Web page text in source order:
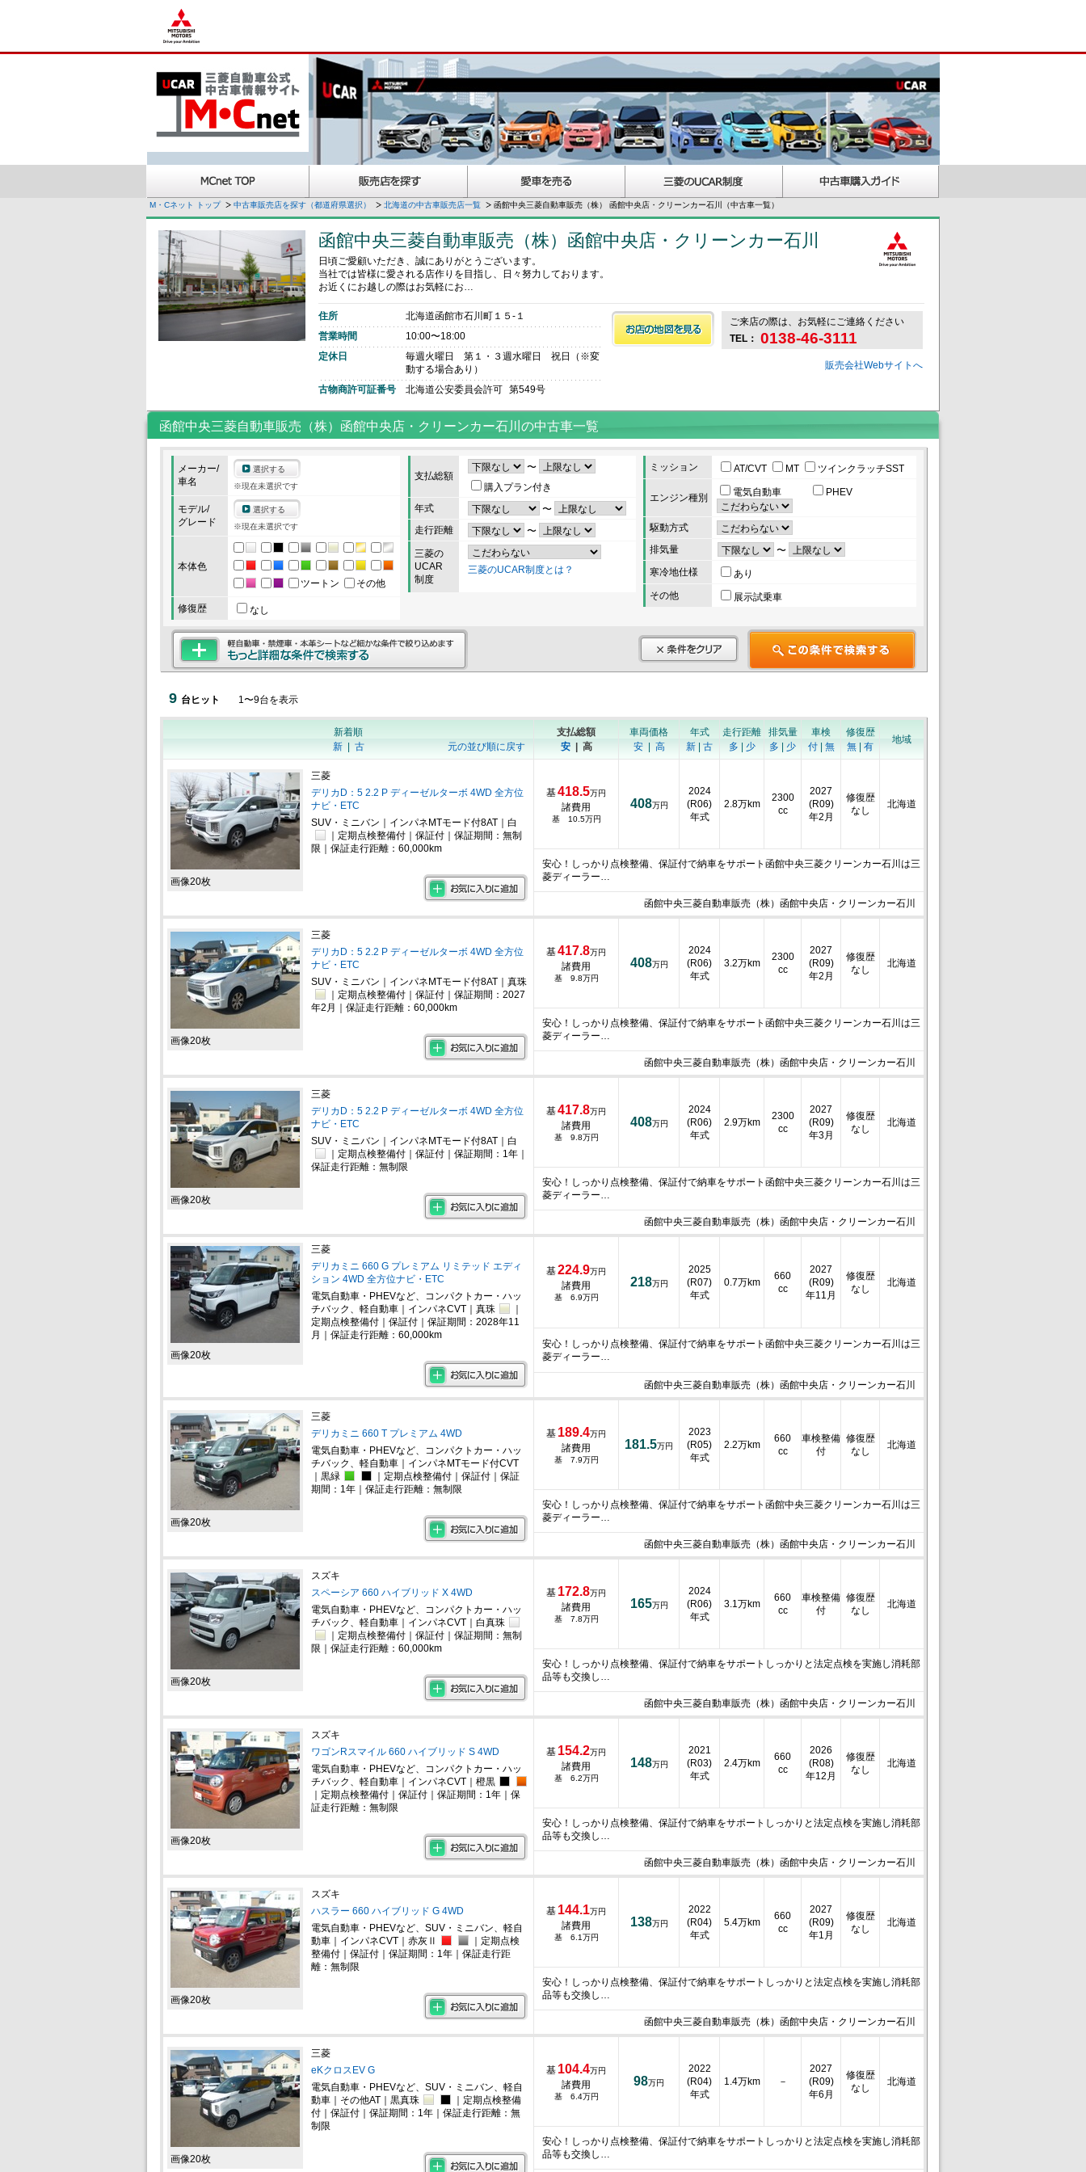
M・Cネット トップ 中古車販売店を探す（都道府県選択） 北海道の中古車販売店一覧 函館中央三菱自動車販売（株） 函館中央店・クリーンカー石川（中古車一覧）
函館中央三菱自動車販売（株）函館中央店・クリーンカー石川
日頃ご愛顧いただき、誠にありがとうございます。
当社では皆様に愛される店作りを目指し、日々努力しております。
お近くにお越しの際はお気軽にお…
住所
北海道函館市石川町１５‐１
営業時間
10:00〜18:00
定休日
毎週火曜日 第１・３週水曜日 祝日（※変
動する場合あり）
古物商許可証番号
北海道公安委員会許可 第549号
ご来店の際は、お気軽にご連絡ください
TEL： 0138-46-3111
販売会社Webサイトへ
函館中央三菱自動車販売（株）函館中央店・クリーンカー石川の中古車一覧
メーカー/
車名
選択する
※現在未選択です
モデル/
グレード
選択する
※現在未選択です
本体色
ツートン
その他
修復歴 なし
支払総額
〜
購入プラン付き
年式
〜
走行距離
〜
三菱の
UCAR
制度
三菱のUCAR制度とは？
ミッション AT/CVT MT ツインクラッチSST
エンジン種別 電気自動車 PHEV
駆動方式
排気量
〜
寒冷地仕様
あり
その他
展示試乗車
9 台ヒット 1〜9台を表示
新着順
新| 古 元の並び順に戻す
支払総額
安| 高
車両価格
安| 高
年式
新 | 古
走行距離
多 | 少
排気量
多 | 少
車検
付| 無
修復歴
無 | 有
地域
画像20枚
三菱
デリカD：5 2.2 P ディーゼルターボ 4WD 全方位
ナビ・ETC
SUV・ミニバン｜インパネMTモード付8AT｜白
｜定期点検整備付｜保証付｜保証期間：無制
限｜保証走行距離：60,000km
基418.5万円
諸費用
基 10.5万円
408万円
2024
(R06)
年式
2.8万km
2300
cc
2027
(R09)
年2月
修復歴
なし
北海道
安心！しっかり点検整備、保証付で納車をサポート函館中央三菱クリーンカー石川は三
菱ディーラー…
函館中央三菱自動車販売（株）函館中央店・クリーンカー石川
画像20枚
三菱
デリカD：5 2.2 P ディーゼルターボ 4WD 全方位
ナビ・ETC
SUV・ミニバン｜インパネMTモード付8AT｜真珠
｜定期点検整備付｜保証付｜保証期間：2027
年2月｜保証走行距離：60,000km
基417.8万円
諸費用
基 9.8万円
408万円
2024
(R06)
年式
3.2万km
2300
cc
2027
(R09)
年2月
修復歴
なし
北海道
安心！しっかり点検整備、保証付で納車をサポート函館中央三菱クリーンカー石川は三
菱ディーラー…
函館中央三菱自動車販売（株）函館中央店・クリーンカー石川
画像20枚
三菱
デリカD：5 2.2 P ディーゼルターボ 4WD 全方位
ナビ・ETC
SUV・ミニバン｜インパネMTモード付8AT｜白
｜定期点検整備付｜保証付｜保証期間：1年｜
保証走行距離：無制限
基417.8万円
諸費用
基 9.8万円
408万円
2024
(R06)
年式
2.9万km
2300
cc
2027
(R09)
年3月
修復歴
なし
北海道
安心！しっかり点検整備、保証付で納車をサポート函館中央三菱クリーンカー石川は三
菱ディーラー…
函館中央三菱自動車販売（株）函館中央店・クリーンカー石川
画像20枚
三菱
デリカミニ 660 G プレミアム リミテッド エディ
ション 4WD 全方位ナビ・ETC
電気自動車・PHEVなど、コンパクトカー・ハッ
チバック、軽自動車｜インパネCVT｜真珠
｜
定期点検整備付｜保証付｜保証期間：2028年11
月｜保証走行距離：60,000km
基224.9万円
諸費用
基 6.9万円
218万円
2025
(R07)
年式
0.7万km
660
cc
2027
(R09)
年11月
修復歴
なし
北海道
安心！しっかり点検整備、保証付で納車をサポート函館中央三菱クリーンカー石川は三
菱ディーラー…
函館中央三菱自動車販売（株）函館中央店・クリーンカー石川
画像20枚
三菱
デリカミニ 660 T プレミアム 4WD
電気自動車・PHEVなど、コンパクトカー・ハッ
チバック、軽自動車｜インパネMTモード付CVT
｜黒緑
｜定期点検整備付｜保証付｜保証
期間：1年｜保証走行距離：無制限
基 189.4万円
諸費用
基 7.9万円
181.5万円
2023
(R05)
年式
2.2万km
660
cc
車検整備
付
修復歴
なし
北海道
安心！しっかり点検整備、保証付で納車をサポート函館中央三菱クリーンカー石川は三
菱ディーラー…
函館中央三菱自動車販売（株）函館中央店・クリーンカー石川
画像20枚
スズキ
スペーシア 660 ハイブリッド X 4WD
電気自動車・PHEVなど、コンパクトカー・ハッ
チバック、軽自動車｜インパネCVT｜白真珠
｜定期点検整備付｜保証付｜保証期間：無制
限｜保証走行距離：60,000km
基 172.8万円
諸費用
基 7.8万円
165万円
2024
(R06)
年式
3.1万km
660
cc
車検整備
付
修復歴
なし
北海道
安心！しっかり点検整備、保証付で納車をサポートしっかりと法定点検を実施し消耗部
品等も交換し…
函館中央三菱自動車販売（株）函館中央店・クリーンカー石川
画像20枚
スズキ
ワゴンRスマイル 660 ハイブリッド S 4WD
電気自動車・PHEVなど、コンパクトカー・ハッ
チバック、軽自動車｜インパネCVT｜橙黒
｜定期点検整備付｜保証付｜保証期間：1年｜保
証走行距離：無制限
基 154.2万円
諸費用
基 6.2万円
148万円
2021
(R03)
年式
2.4万km
660
cc
2026
(R08)
年12月
修復歴
なし
北海道
安心！しっかり点検整備、保証付で納車をサポートしっかりと法定点検を実施し消耗部
品等も交換し…
函館中央三菱自動車販売（株）函館中央店・クリーンカー石川
画像20枚
スズキ
ハスラー 660 ハイブリッド G 4WD
電気自動車・PHEVなど、SUV・ミニバン、軽自
動車｜インパネCVT｜赤灰Ⅱ
｜定期点検
整備付｜保証付｜保証期間：1年｜保証走行距
離：無制限
基 144.1万円
諸費用
基 6.1万円
138万円
2022
(R04)
年式
5.4万km
660
cc
2027
(R09)
年1月
修復歴
なし
北海道
安心！しっかり点検整備、保証付で納車をサポートしっかりと法定点検を実施し消耗部
品等も交換し…
函館中央三菱自動車販売（株）函館中央店・クリーンカー石川
画像20枚
三菱
eKクロスEV G
電気自動車・PHEVなど、SUV・ミニバン、軽自
動車｜その他AT｜黒真珠
｜定期点検整備
付｜保証付｜保証期間：1年｜保証走行距離：無
制限
基 104.4万円
諸費用
基 6.4万円
98万円
2022
(R04)
年式
1.4万km －
2027
(R09)
年6月
修復歴
なし
北海道
安心！しっかり点検整備、保証付で納車をサポートしっかりと法定点検を実施し消耗部
品等も交換し…